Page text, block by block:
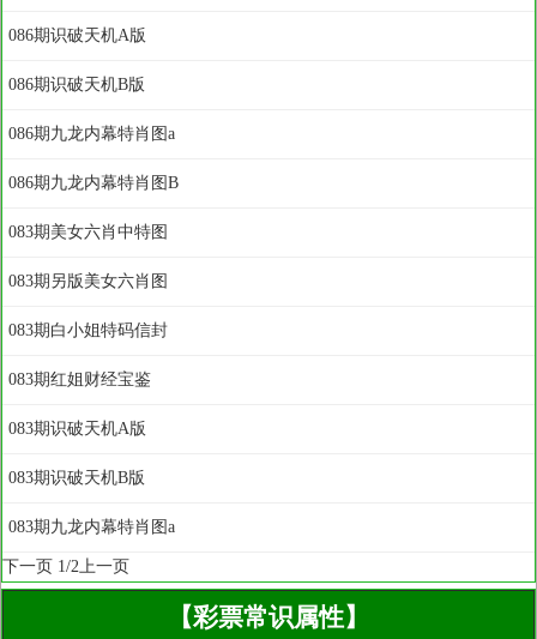
086期识破天机A版
086期识破天机B版
086期九龙内幕特肖图a
086期九龙内幕特肖图B
083期美女六肖中特图
083期另版美女六肖图
083期白小姐特码信封
083期红姐财经宝鉴
083期识破天机A版
083期识破天机B版
083期九龙内幕特肖图a
下一页 1/2 上一页
【彩票常识属性】